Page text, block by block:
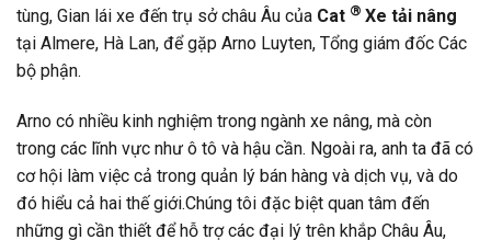
tùng, Gian lái xe đến trụ sở châu Âu của Cat ® Xe tải nâng
tại Almere, Hà Lan, để gặp Arno Luyten, Tổng giám đốc Các
bộ phận.
Arno có nhiều kinh nghiệm trong ngành xe nâng, mà còn
trong các lĩnh vực như ô tô và hậu cần. Ngoài ra, anh ta đã có
cơ hội làm việc cả trong quản lý bán hàng và dịch vụ, và do
đó hiểu cả hai thế giới.Chúng tôi đặc biệt quan tâm đến
những gì cần thiết để hỗ trợ các đại lý trên khắp Châu Âu,